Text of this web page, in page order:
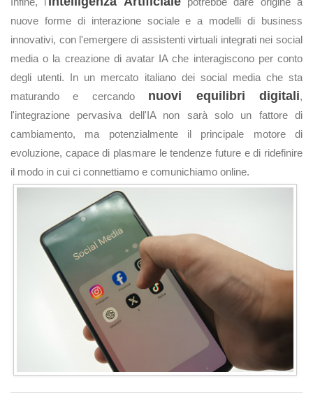
nuove forme di interazione sociale e a modelli di business
innovativi, con l'emergere di assistenti virtuali integrati nei social
media o la creazione di avatar IA che interagiscono per conto
degli utenti. In un mercato italiano dei social media che sta
maturando e cercando nuovi equilibri digitali,
l'integrazione pervasiva dell'IA non sarà solo un fattore di
cambiamento, ma potenzialmente il principale motore di
evoluzione, capace di plasmare le tendenze future e di ridefinire
il modo in cui ci connettiamo e comunichiamo online.